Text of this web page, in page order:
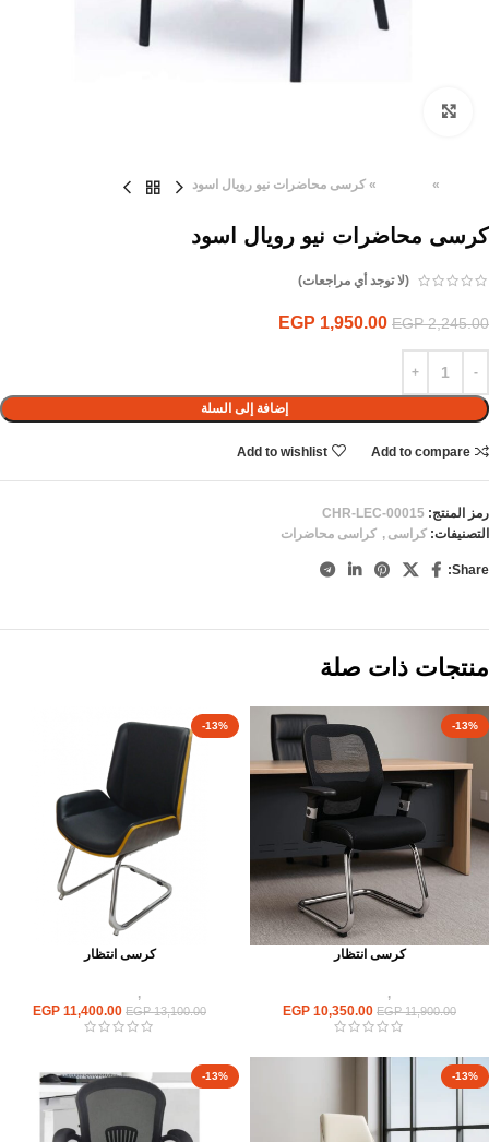
»
» كرسى محاضرات نيو رويال اسود
كرسى محاضرات نيو رويال اسود
(لا توجد أي مراجعات)
EGP2,245.00
EGP 1,950.00
إضافة إلى السلة
Add to compare
Add to wishlist
رمز المنتج: CHR-LEC-00015
التصنيفات: كراسى , كراسى محاضرات
Share:
منتجات ذات صلة
-13%
كرسى انتظار
,
EGP11,900.00
EGP 10,350.00
-13%
كرسى انتظار
,
EGP13,100.00
EGP 11,400.00
-13%
-13%